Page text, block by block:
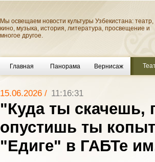
Мы освещаем новости культуры Узбекистана: театр,
кино, музыка, история, литература, просвещение и
многое другое.
Главная Панорама Вернисаж
15.06.2026 / 11:16:31
"Куда ты скачешь,
опустишь ты
"Едиге" в ГАБТе